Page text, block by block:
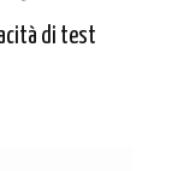
di test